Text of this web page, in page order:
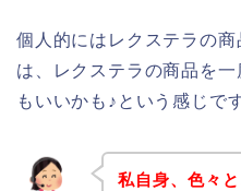
個人的にはレクステラの
は、レクステラの商品を
もいいかも♪という感じで
私自身、色々